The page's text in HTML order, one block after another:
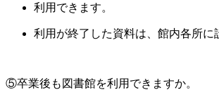
利用できます。
利用が終了した資料は、館内各所に
⑤卒業後も図書館を利用できますか。